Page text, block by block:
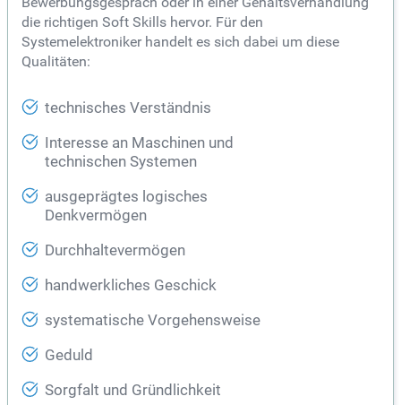
die richtigen Soft Skills hervor. Für den
Systemelektroniker handelt es sich dabei um diese
Qualitäten:
technisches Verständnis
Interesse an Maschinen und
technischen Systemen
ausgeprägtes logisches
Denkvermögen
Durchhaltevermögen
handwerkliches Geschick
systematische Vorgehensweise
Geduld
Sorgfalt und Gründlichkeit